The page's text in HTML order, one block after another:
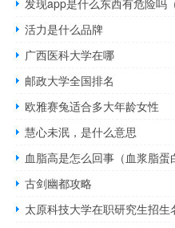
发现app是什么东西有危险吗
活力是什么品牌
广西医科大学在哪
邮政大学全国排名
欧雅赛兔适合多大年龄女性
慧心未泯，是什么意思
血脂高是怎么回事（血浆脂蛋
古剑幽都攻略
太原科技大学在职研究生招生